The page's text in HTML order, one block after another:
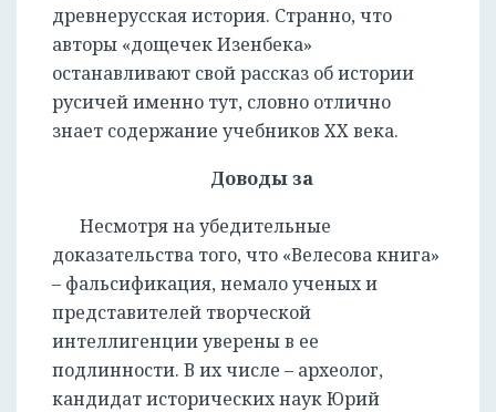
древнерусская история. Странно, что
авторы «дощечек Изенбека»
останавливают свой рассказ об истории
русичей именно тут, словно отлично
знает содержание учебников XX века.
Доводы за
Несмотря на убедительные
доказательства того, что «Велесова книга»
– фальсификация, немало ученых и
представителей творческой
интеллигенции уверены в ее
подлинности. В их числе – археолог,
кандидат исторических наук Юрий